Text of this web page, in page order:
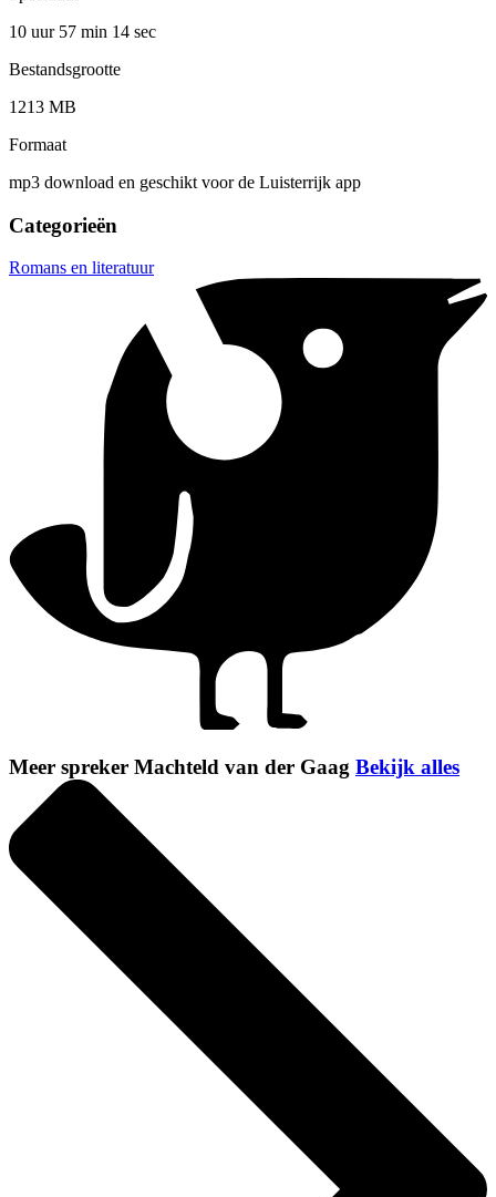
10 uur 57 min 14 sec
Bestandsgrootte
1213 MB
Formaat
mp3 download en geschikt voor de Luisterrijk app
Categorieën
Romans en literatuur
Meer spreker Machteld van der Gaag Bekijk alles